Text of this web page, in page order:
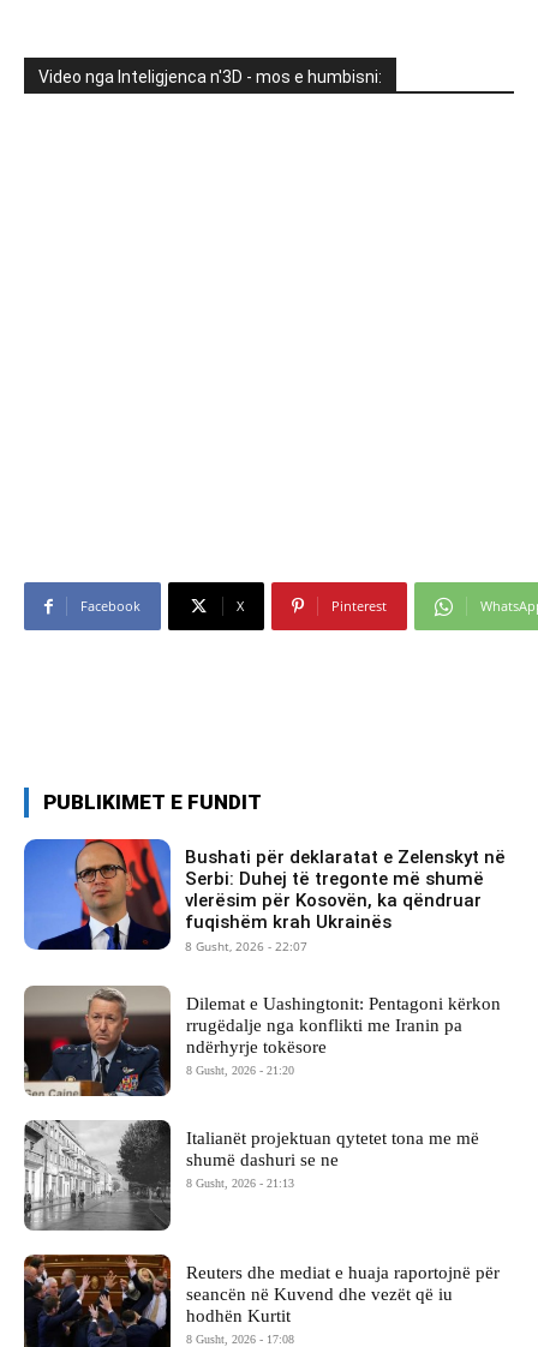
Video nga Inteligjenca n'3D - mos e humbisni:
Facebook X Pinterest
PUBLIKIMET E FUNDIT
Bushati për deklaratat e Zelenskyt në
Serbi: Duhej të tregonte më shumë
vlerësim për Kosovën, ka qëndruar
fuqishëm krah Ukrainës
8 Gusht, 2026 - 22:07
Dilemat e Uashingtonit: Pentagoni kërkon
rrugëdalje nga konflikti me Iranin pa
ndërhyrje tokësore
8 Gusht, 2026 - 21:20
Italianët projektuan qytetet tona me më
shumë dashuri se ne
8 Gusht, 2026 - 21:13
Reuters dhe mediat e huaja raportojnë për
seancën në Kuvend dhe vezët që iu
hodhën Kurtit
8 Gusht, 2026 - 17:08